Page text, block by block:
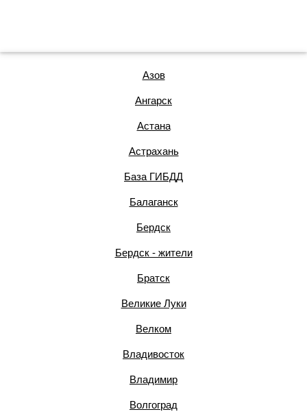
Азов
Ангарск
Астана
Астрахань
База ГИБДД
Балаганск
Бердск
Бердск - жители
Братск
Великие Луки
Велком
Владивосток
Владимир
Волгоград